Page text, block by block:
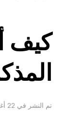
كيف
تم النشر في ‏22 أغسطس 2023